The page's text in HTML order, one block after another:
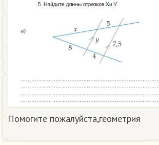
Помогите пожалуйста,геометрия